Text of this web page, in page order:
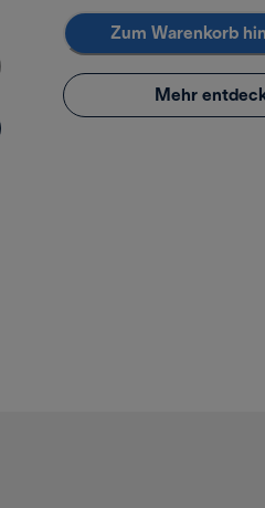
Zum Warenkorb
Mehr